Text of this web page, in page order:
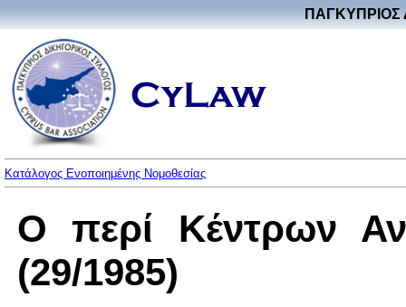
ΠΑΓΚΥΠΡΙΟΣ
Κατάλογος Ενοποιημένης Νομοθεσίας
Ο περί Κέντρων
(29/1985)